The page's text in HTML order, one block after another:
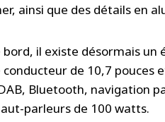
ainsi que des détails en
il existe désormais un
de 10,7 pouces
Bluetooth, navigation
parleurs de 100 watts.